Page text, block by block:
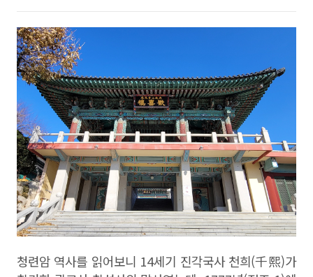
청련암 역사를 읽어보니 14세기 진각국사 천희(千熙)가